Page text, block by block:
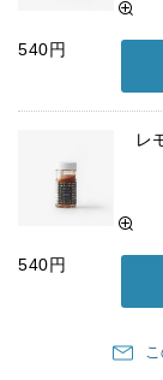
540円
レ
540円